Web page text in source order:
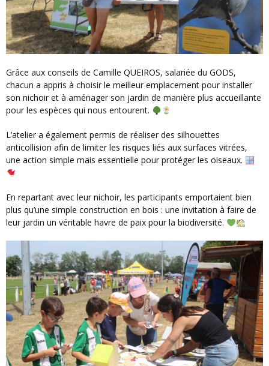
Grâce aux conseils de Camille QUEIROS, salariée du GODS,
chacun a appris à choisir le meilleur emplacement pour installer
son nichoir et à aménager son jardin de manière plus accueillante
pour les espèces qui nous entourent.
L’atelier a également permis de réaliser des silhouettes
anticollision afin de limiter les risques liés aux surfaces vitrées,
une action simple mais essentielle pour protéger les oiseaux.
En repartant avec leur nichoir, les participants emportaient bien
plus qu’une simple construction en bois : une invitation à faire de
leur jardin un véritable havre de paix pour la biodiversité.